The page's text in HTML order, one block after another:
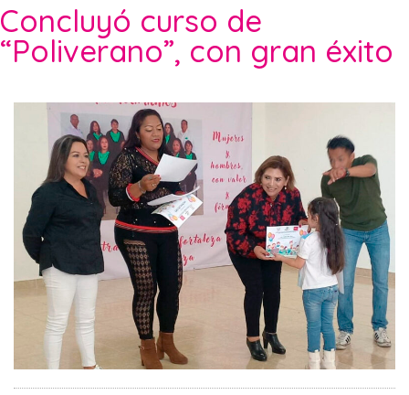
Concluyó curso de
“Poliverano”, con gran éxito